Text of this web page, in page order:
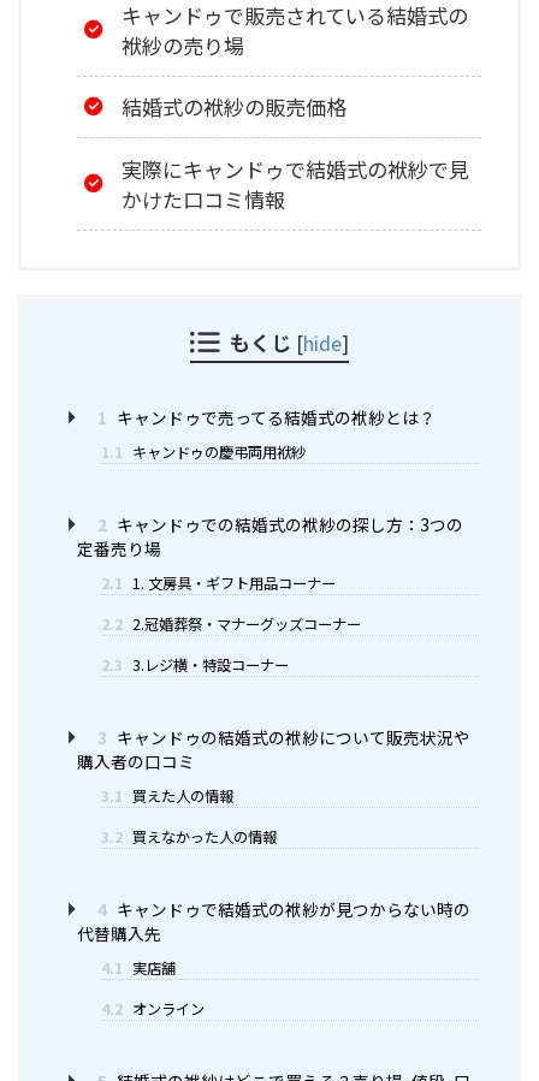
キャンドゥで販売されている結婚式の
袱紗の売り場
結婚式の袱紗の販売価格
実際にキャンドゥで結婚式の袱紗で見
かけた口コミ情報
もくじ [hide]
1 キャンドゥで売ってる結婚式の袱紗とは？
1.1 キャンドゥの慶弔両用袱紗
2 キャンドゥでの結婚式の袱紗の探し方：3つの
定番売り場
2.1 1. 文房具・ギフト用品コーナー
2.2 2.冠婚葬祭・マナーグッズコーナー
2.3 3.レジ横・特設コーナー
3 キャンドゥの結婚式の袱紗について販売状況や
購入者の口コミ
3.1 買えた人の情報
3.2 買えなかった人の情報
4 キャンドゥで結婚式の袱紗が見つからない時の
代替購入先
4.1 実店舗
4.2 オンライン